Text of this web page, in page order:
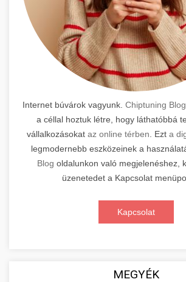
Internet búvárok vagyunk. Chiptuning Blog
a céllal hoztuk létre, hogy láthatóbbá
vállalkozásokat az online térben . Ezt a
legmodernebb eszközeinek a
Blog oldalunkon való megjelenéshez,
üzenetedet a Kapcsolat
Kapcsolat
MEGYÉK